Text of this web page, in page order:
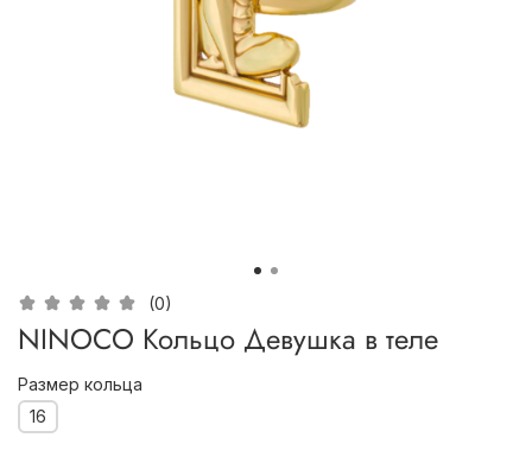
(0)
NINOCO Кольцо Девушка в теле
Размер кольца
16